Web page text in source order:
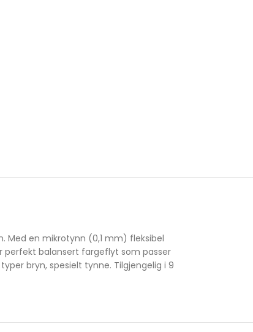
Med en mikrotynn (0,1 mm) fleksibel
perfekt balansert fargeflyt som passer
bryn, spesielt tynne. Tilgjengelig i 9